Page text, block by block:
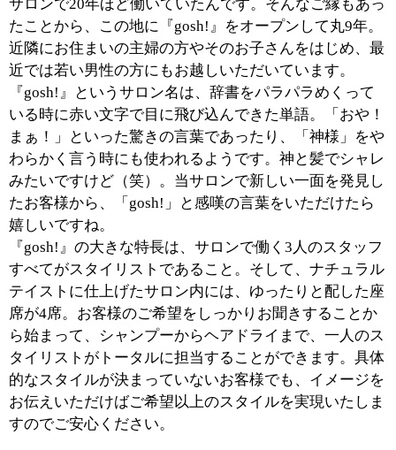
気取ることなく、自然体で接
するようにしています。です
からサロンにお越しいただい
たお客様にも、リラックスして過ごして欲しいと思って
います。そんな私たちのおもてなしやボサノバのリズム
に心が和むのか、施術中にウトウトされるお客様もいら
っしゃいますね（笑）。私たちを信頼して任せてくださ
っていることには、いつも喜びを感じています。そうし
た快適な空間づくりとあわせて、サロンでは、お客様の
髪と頭皮の健康も大切に考えています。美容院でパーマ
をかけると髪が傷む…といった先入観をお持ちの方もい
らっしゃるはず。でも当サロンでは、パーマ液などにも
必ずプラスαの処方をして、刺激のない安全な状態にし
てから使用していますのでご安心ください。お客様の髪
や頭皮の状態に合わせて、最適なバランスで薬剤を調
合。クオリティの高い薬剤を使うことがあっても、追加
料金が発生することはありません。美しい髪をキープし
ていただくための私たちの努力は、なかなか伝わりにく
いようですが（苦笑）。『gosh!』に通っていると髪の
調子がいい、と感じていただけたら嬉しいですね。
■おすすめのメニューはありますか？
男女を問わずご好評をいただいているメニューが、「炭
酸ヘッドソーダスパ」。毎日のシャンプーでは落としき
れない頭皮の汚れを、炭酸泉の働きで毛根からしっかり